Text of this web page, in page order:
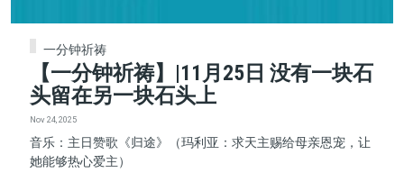
一分钟祈祷
【一分钟祈祷】|11月25日 没有一块石
头留在另一块石头上
Nov 24, 2025
音乐：主日赞歌《归途》（玛利亚：求天主赐给母亲恩宠，让
她能够热心爱主）